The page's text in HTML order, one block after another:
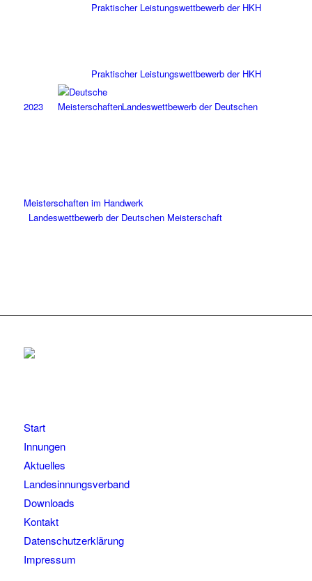
Praktischer Leistungswettbewerb der HKH
Praktischer Leistungswettbewerb der HKH
2023 Landeswettbewerb der Deutschen
Meisterschaften im Handwerk
Landeswettbewerb der Deutschen Meisterschaft
Start
Innungen
Aktuelles
Landesinnungsverband
Downloads
Kontakt
Datenschutzerklärung
Impressum